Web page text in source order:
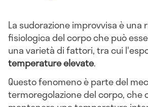
La sudorazione improvvisa è una
fisiologica del corpo che può
una varietà di fattori, tra cui
temperature elevate.
Questo fenomeno è parte del
termoregolazione del corpo, che